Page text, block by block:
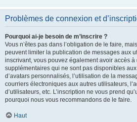
Problèmes de connexion et
Pourquoi ai-je besoin de m’inscrire ?
Vous n’êtes pas dans l’obligation de le faire,
peuvent limiter la publication de messages aux
inscrivant, vous pouvez également avoir accès
supplémentaires qui ne sont pas disponibles
d’avatars personnalisés, l’utilisation de la
courriers électroniques aux autres utilisateurs,
d’utilisateurs, etc. L’inscription ne vous prend
pourquoi nous vous recommandons de le faire.
Haut